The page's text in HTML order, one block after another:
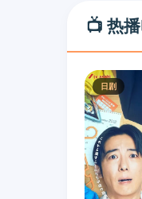
📺 热
日剧